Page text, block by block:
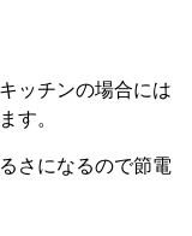
ッチンの場合には
す。
さになるので節電